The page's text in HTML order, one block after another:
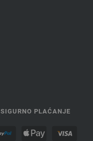
SIGURNO PLAĆANJE